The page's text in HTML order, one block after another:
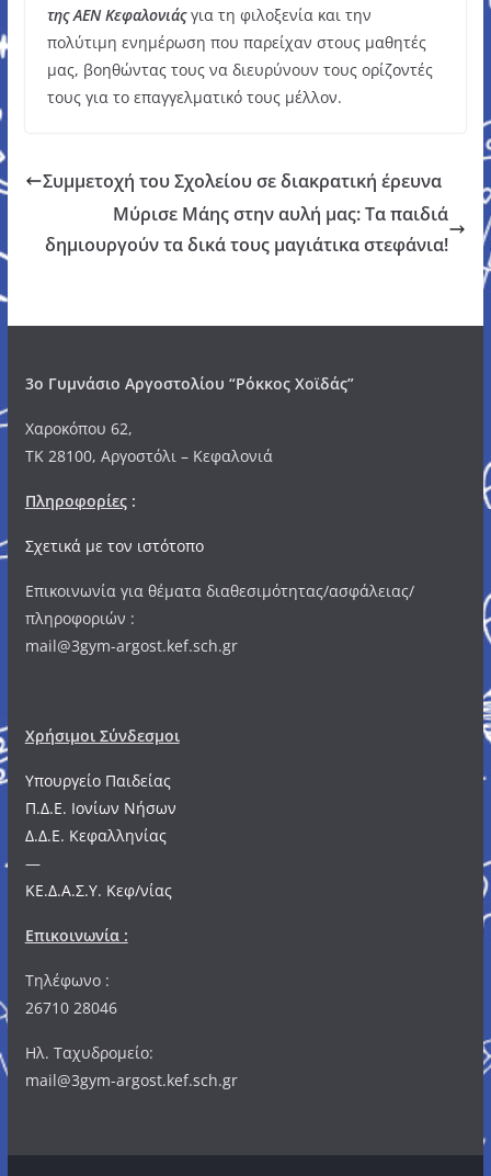
της ΑΕΝ Κεφαλονιάςγια τη φιλοξενία και την
πολύτιμη ενημέρωση που παρείχαν στους μαθητές
μας, βοηθώντας τους να διευρύνουν τους ορίζοντές
τους για το επαγγελματικό τους μέλλον.
Συμμετοχή του Σχολείου σε διακρατική έρευνα
Μύρισε Μάης στην αυλή μας: Τα παιδιά
δημιουργούν τα δικά τους μαγιάτικα στεφάνια!
3o Γυμνάσιο Αργοστολίου “Ρόκκος Χοϊδάς”
Χαροκόπου 62,
ΤΚ 28100, Αργοστόλι – Κεφαλονιά
Πληροφορίες:
Σχετικά με τον ιστότοπο
Επικοινωνία για θέματα διαθεσιμότητας/ασφάλειας/
πληροφοριών :
mail@3gym-argost.kef.sch.gr
Χρήσιμοι Σύνδεσμοι
Υπουργείο Παιδείας
Π.Δ.Ε. Ιονίων Νήσων
Δ.Δ.Ε. Κεφαλληνίας
—
ΚΕ.Δ.Α.Σ.Υ. Κεφ/νίας
Επικοινωνία :
Τηλέφωνο :
26710 28046
Ηλ. Ταχυδρομείο:
mail@3gym-argost.kef.sch.gr